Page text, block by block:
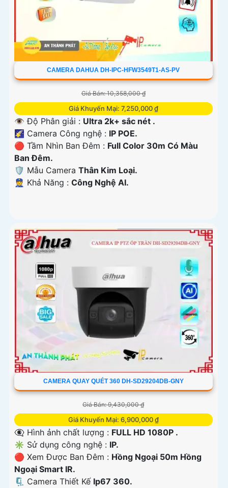
CAMERA DAHUA DH-IPC-HFW3549T1-AS-PV
Giá Bán: 10,358,000 ₫
Giá Khuyến Mại: 7,250,000 ₫
👁 Độ Phân giải : Ultra 2k+ sắc nét .
🌠 Camera Công nghệ : IP POE.
🔴 Tầm Nhìn Ban Đêm : Full Color 30m Có Màu
Ban Đêm.
🛡 Mẫu Camera Thân Kim Loại.
️👮 Khả Năng : Công Nghệ AI.
CAMERA QUAY QUÉT 360 DH-SD29204DB-GNY
Giá Bán: 9,430,000 ₫
Giá Khuyến Mại: 6,900,000 ₫
👁️‍🗨 Hình ảnh chất lượng : FULL HD 1080P .
✳️ Sử dụng công nghệ : IP.
🔴 Xem Được Ban Đêm : Hồng Ngoại 50m Hồng
Ngoại Smart IR.
🗜️ Camera Thiết Kế Ip67 360.